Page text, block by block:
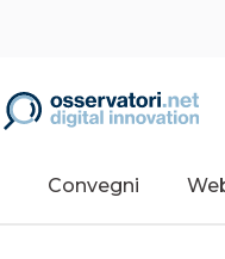
Convegni